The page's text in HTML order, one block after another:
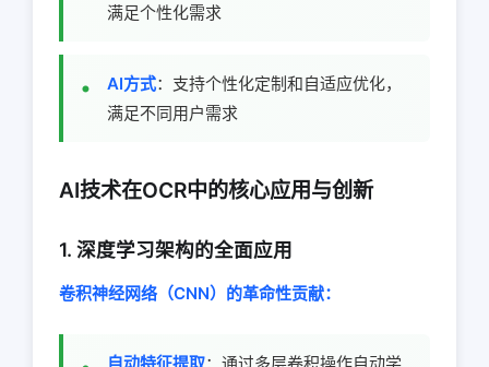
满足个性化需求
AI方式：支持个性化定制和自适应优化，
满足不同用户需求
AI技术在OCR中的核心应用与创新
1. 深度学习架构的全面应用
卷积神经网络（CNN）的革命性贡献：